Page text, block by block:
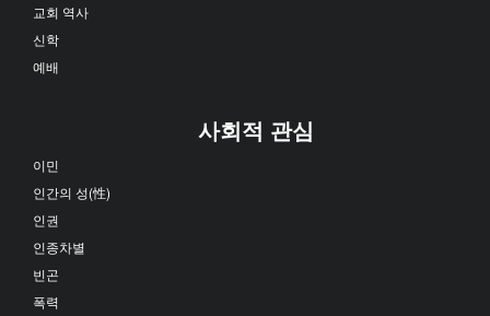
교회 역사
신학
예배
사회적 관심
이민
인간의 성(性)
인권
인종차별
빈곤
폭력